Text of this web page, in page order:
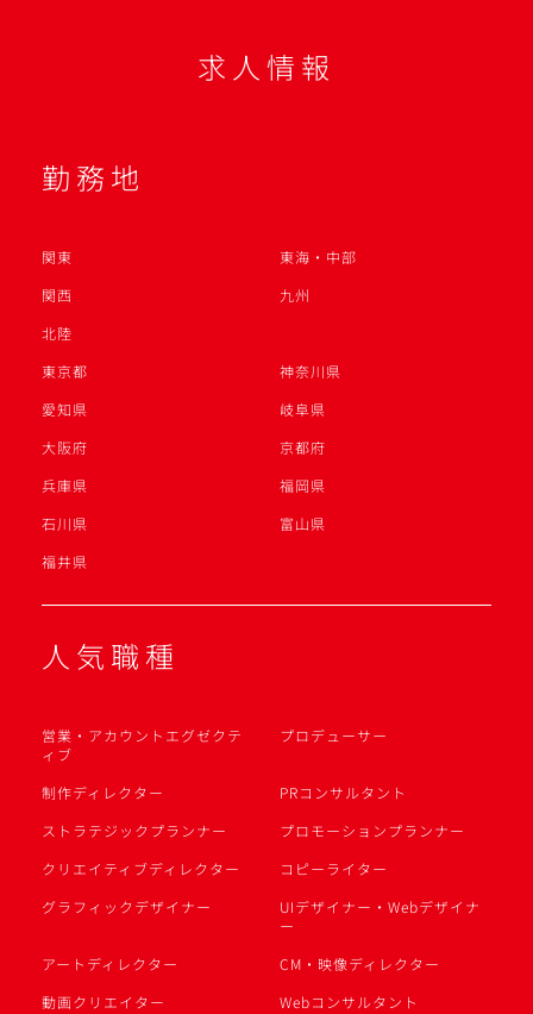
求人情報
勤務地
関東
東海・中部
関西
九州
北陸
東京都
神奈川県
愛知県
岐阜県
大阪府
京都府
兵庫県
福岡県
石川県
富山県
福井県
人気職種
営業・アカウントエグゼクテ
ィブ
プロデューサー
制作ディレクター
PRコンサルタント
ストラテジックプランナー
プロモーションプランナー
クリエイティブディレクター
コピーライター
グラフィックデザイナー
UIデザイナー・Webデザイナ
ー
アートディレクター
CM・映像ディレクター
動画クリエイター
Webコンサルタント